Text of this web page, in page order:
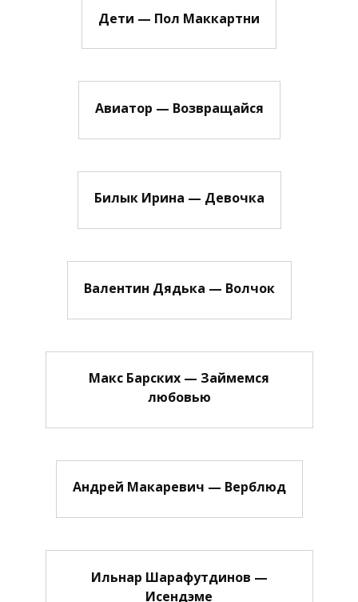
Дети — Пол Маккартни
Авиатор — Возвращайся
Билык Ирина — Девочка
Валентин Дядька — Волчок
Макс Барских — Займемся
любовью
Андрей Макаревич — Верблюд
Ильнар Шарафутдинов —
Исендэме